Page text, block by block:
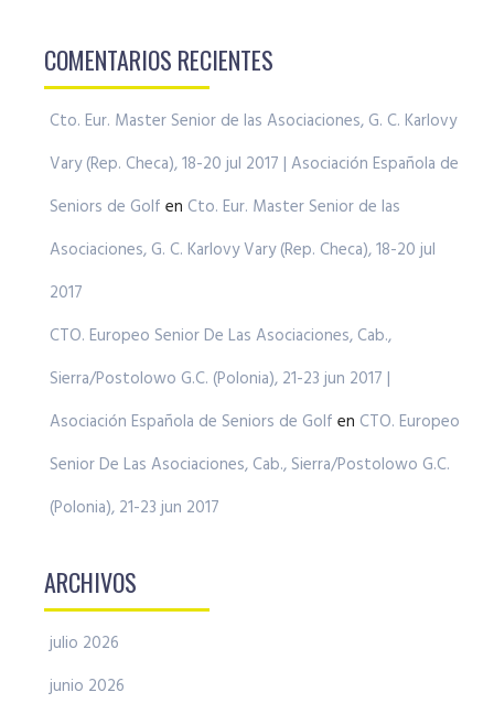
COMENTARIOS RECIENTES
Cto. Eur. Master Senior de las Asociaciones, G. C. Karlovy
Vary (Rep. Checa), 18-20 jul 2017 | Asociación Española de
Seniors de Golf en Cto. Eur. Master Senior de las
Asociaciones, G. C. Karlovy Vary (Rep. Checa), 18-20 jul
2017
CTO. Europeo Senior De Las Asociaciones, Cab.,
Sierra/Postolowo G.C. (Polonia), 21-23 jun 2017 |
Asociación Española de Seniors de Golf en CTO. Europeo
Senior De Las Asociaciones, Cab., Sierra/Postolowo G.C.
(Polonia), 21-23 jun 2017
ARCHIVOS
julio 2026
junio 2026